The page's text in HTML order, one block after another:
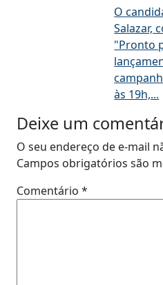
O
Salazar,
"Pronto
às 19h,...
Deixe um
O seu endereço de e-mail
Campos obrigatórios são
Comentário *